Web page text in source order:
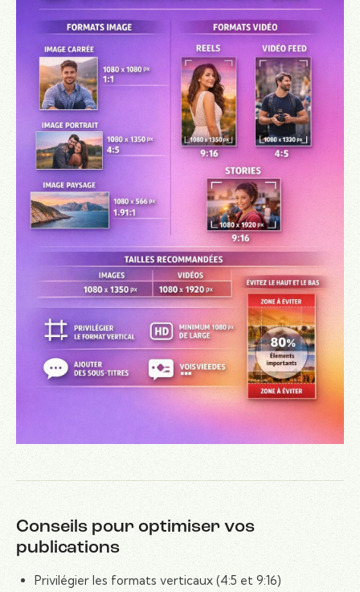
Conseils pour optimiser vos
publications
Privilégier les formats verticaux (4:5 et 9:16)